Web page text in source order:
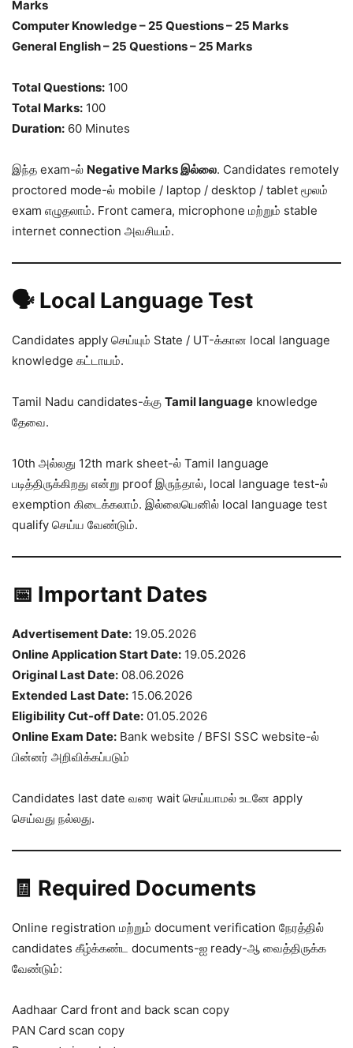
Marks
Computer Knowledge – 25 Questions – 25 Marks
General English – 25 Questions – 25 Marks
Total Questions: 100
Total Marks: 100
Duration: 60 Minutes
இந்த exam-ல் Negative Marks இல்லை. Candidates remotely
proctored mode-ல் mobile / laptop / desktop / tablet மூலம்
exam எழுதலாம். Front camera, microphone மற்றும் stable
internet connection அவசியம்.
🗣️ Local Language Test
Candidates apply செய்யும் State / UT-க்கான local language
knowledge கட்டாயம்.
Tamil Nadu candidates-க்கு Tamil language knowledge
தேவை.
10th அல்லது 12th mark sheet-ல் Tamil language
படித்திருக்கிறது என்று proof இருந்தால், local language test-ல்
exemption கிடைக்கலாம். இல்லையெனில் local language test
qualify செய்ய வேண்டும்.
📅 Important Dates
Advertisement Date: 19.05.2026
Online Application Start Date: 19.05.2026
Original Last Date: 08.06.2026
Extended Last Date: 15.06.2026
Eligibility Cut-off Date: 01.05.2026
Online Exam Date: Bank website / BFSI SSC website-ல்
பின்னர் அறிவிக்கப்படும்
Candidates last date வரை wait செய்யாமல் உடனே apply
செய்வது நல்லது.
🧾 Required Documents
Online registration மற்றும் document verification நேரத்தில்
candidates கீழ்க்கண்ட documents-ஐ ready-ஆ வைத்திருக்க
வேண்டும்:
Aadhaar Card front and back scan copy
PAN Card scan copy